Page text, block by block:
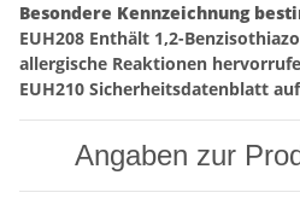
Besondere Kennzeichnung
EUH208 Enthält 1,2-
allergische Reaktionen
EUH210 Sicherheitsdatenblatt
Angaben zur